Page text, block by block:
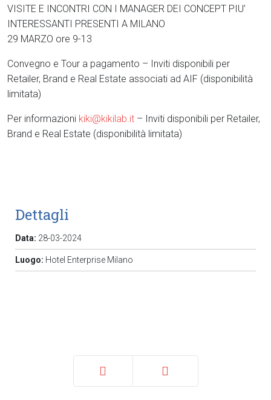
VISITE E INCONTRI CON I MANAGER DEI CONCEPT PIU’
INTERESSANTI PRESENTI A MILANO
29 MARZO ore 9-13
Convegno e Tour a pagamento – Inviti disponibili per
Retailer, Brand e Real Estate associati ad AIF (disponibilità
limitata)
Per informazioni kiki@kikilab.it – Inviti disponibili per Retailer,
Brand e Real Estate (disponibilità limitata)
Dettagli
Data: 28-03-2024
Luogo: Hotel Enterprise Milano